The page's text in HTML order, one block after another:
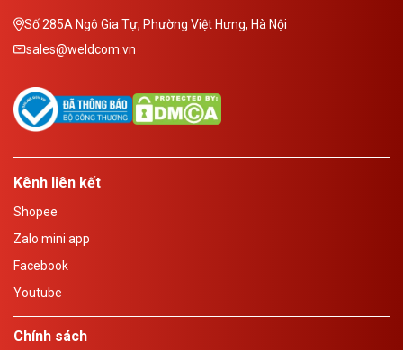
Số 285A Ngô Gia Tự, Phường Việt Hưng, Hà Nội
sales@weldcom.vn
Kênh liên kết
Shopee
Zalo mini app
Facebook
Youtube
Chính sách